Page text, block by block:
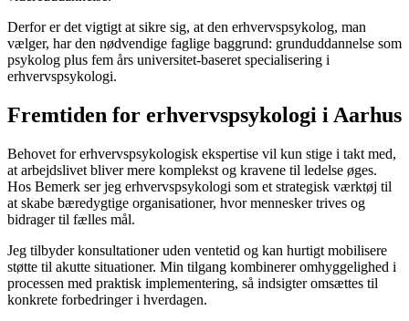
Derfor er det vigtigt at sikre sig, at den erhvervspsykolog, man
vælger, har den nødvendige faglige baggrund: grunduddannelse som
psykolog plus fem års universitet-baseret specialisering i
erhvervspsykologi.
Fremtiden for erhvervspsykologi i Aarhus
Behovet for erhvervspsykologisk ekspertise vil kun stige i takt med,
at arbejdslivet bliver mere komplekst og kravene til ledelse øges.
Hos Bemerk ser jeg erhvervspsykologi som et strategisk værktøj til
at skabe bæredygtige organisationer, hvor mennesker trives og
bidrager til fælles mål.
Jeg tilbyder konsultationer uden ventetid og kan hurtigt mobilisere
støtte til akutte situationer. Min tilgang kombinerer omhyggelighed i
processen med praktisk implementering, så indsigter omsættes til
konkrete forbedringer i hverdagen.